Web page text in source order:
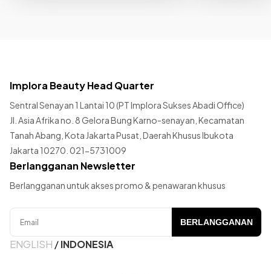
Implora Beauty Head Quarter
Sentral Senayan 1 Lantai 10 (PT Implora Sukses Abadi Office)
Jl. Asia Afrika no. 8 Gelora Bung Karno-senayan, Kecamatan
Tanah Abang, Kota Jakarta Pusat, Daerah Khusus Ibukota
Jakarta 10270. 021-5731009
Berlangganan Newsletter
Berlangganan untuk akses promo & penawaran khusus
BERLANGGANAN
ENGLISH /INDONESIA